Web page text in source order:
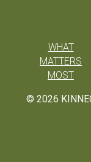
© 2026
WHAT
MATTERS
MOST